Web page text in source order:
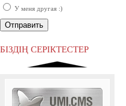
У меня другая :)
БІЗДІҢ СЕРІКТЕСТЕР
Ресей нарығында бірінші орында